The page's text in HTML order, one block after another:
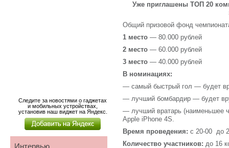
Уже приглашены ТОП 20
Общий призовой фонд
1 место — 80.000 рублей
2 место — 60.000 рублей
3 место — 40.000 рублей
В номинациях:
— самый быстрый гол — будет
— лучший бомбардир — будет
— лучший вратарь (наименьшее
Apple iPhone 4S.
Время проведения: c 20-00 до
Количество участников: до 16
Следите за новостями о гаджетах
и мобильных устройствах,
установив наш виджет на Яндекс.
Интервью